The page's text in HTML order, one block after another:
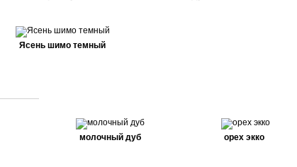
Ясень шимо темный
молочный дуб орех экко